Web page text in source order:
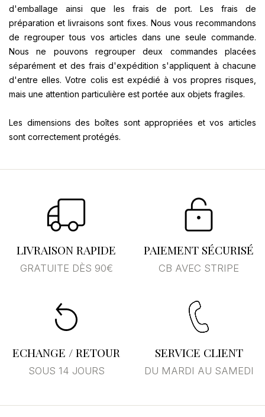
d'emballage ainsi que les frais de port. Les frais de
préparation et livraisons sont fixes. Nous vous recommandons
de regrouper tous vos articles dans une seule commande.
Nous ne pouvons regrouper deux commandes placées
séparément et des frais d'expédition s'appliquent à chacune
d'entre elles. Votre colis est expédié à vos propres risques,
mais une attention particulière est portée aux objets fragiles.
Les dimensions des boîtes sont appropriées et vos articles
sont correctement protégés.
LIVRAISON RAPIDE
GRATUITE DÈS 90€
PAIEMENT SÉCURISÉ
CB AVEC STRIPE
ECHANGE / RETOUR
SOUS 14 JOURS
SERVICE CLIENT
DU MARDI AU SAMEDI
Vous devez être connecté pour enregistrer des
produits dans votre liste d'envies.
Annuler Se connecter